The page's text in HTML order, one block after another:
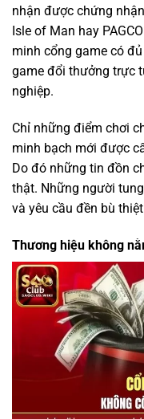
nhận được chứng
Isle of Man hay
minh cổng game có
game đổi thưởng trực
nghiệp.
Chỉ những điểm chơi
minh bạch mới được
Do đó những tin đồn
thật. Những người
và yêu cầu đền bù
Thương hiệu không